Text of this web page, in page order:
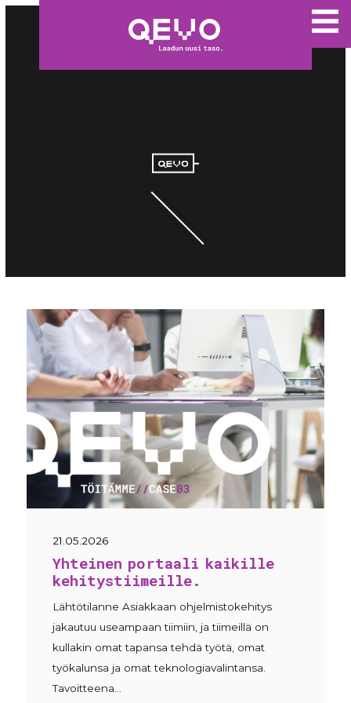
21.05.2026
Yhteinen portaali kaikille
kehitystiimeille.
Lähtötilanne Asiakkaan ohjelmistokehitys
jakautuu useampaan tiimiin, ja tiimeillä on
kullakin omat tapansa tehdä työtä, omat
työkalunsa ja omat teknologiavalintansa.
Tavoitteena…